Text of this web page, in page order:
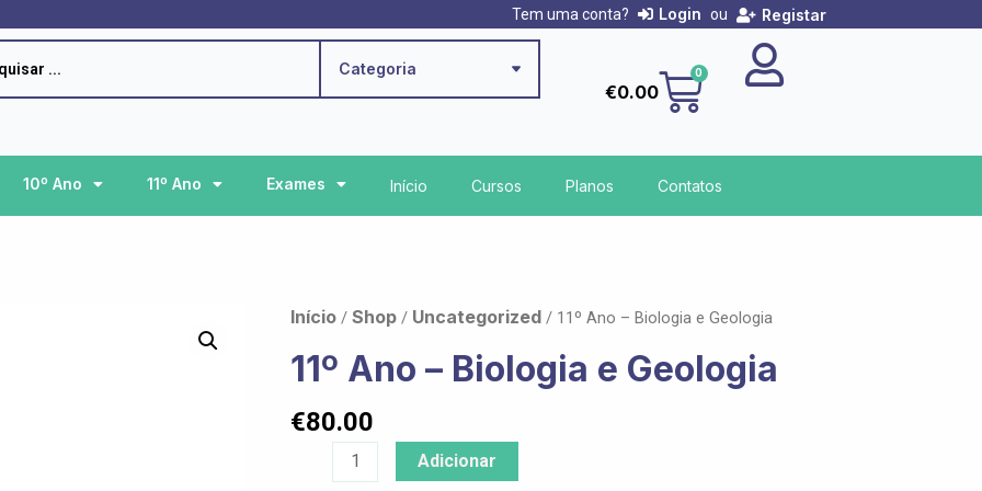
Tem uma conta? Login ou Registar
Categoria
€0.00
0Cart
10º Ano 11º Ano Exames Início Cursos Planos Contatos
Início /Shop / Uncategorized / 11º Ano – Biologia e Geologia
11º Ano – Biologia e Geologia
€80.00
Quantidade
-
Biologia
Adicionar